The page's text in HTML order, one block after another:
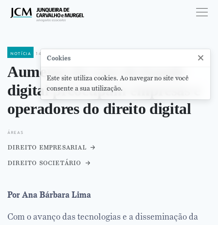
notícia 14 de março de 2024
Aumento de caso de fraude
digital preocupam empresas e
operadores do direito digital
áreas
direito empresarial
direito societário
Por Ana Bárbara Lima
Com o avanço das tecnologias e a disseminação da
Cookies ×
Este site utiliza cookies. Ao navegar no site você
consente a sua utilização.